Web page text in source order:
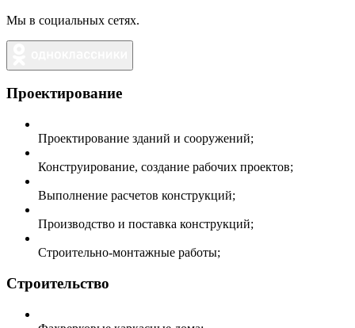
Мы в социальных сетях.
Проектирование
Проектирование зданий и сооружений;
Конструирование, создание рабочих проектов;
Выполнение расчетов конструкций;
Производство и поставка конструкций;
Строительно-монтажные работы;
Строительство